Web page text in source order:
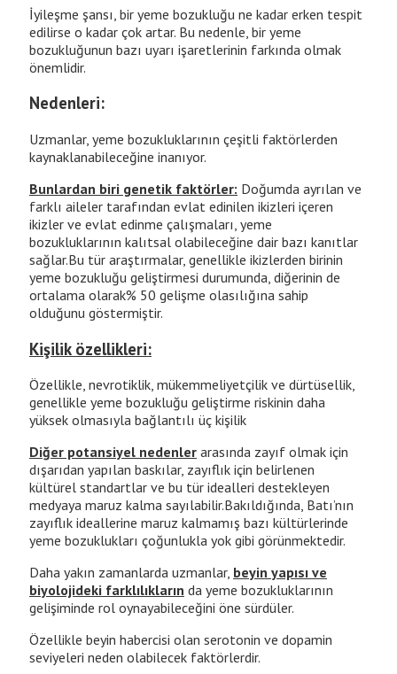
İyileşme şansı, bir yeme bozukluğu ne kadar erken tespit
edilirse o kadar çok artar. Bu nedenle, bir yeme
bozukluğunun bazı uyarı işaretlerinin farkında olmak
önemlidir.
Nedenleri:
Uzmanlar, yeme bozukluklarının çeşitli faktörlerden
kaynaklanabileceğine inanıyor.
Bunlardan biri genetik faktörler: Doğumda ayrılan ve
farklı aileler tarafından evlat edinilen ikizleri içeren
ikizler ve evlat edinme çalışmaları, yeme
bozukluklarının kalıtsal olabileceğine dair bazı kanıtlar
sağlar.Bu tür araştırmalar, genellikle ikizlerden birinin
yeme bozukluğu geliştirmesi durumunda, diğerinin de
ortalama olarak% 50 gelişme olasılığına sahip
olduğunu göstermiştir.
Kişilik özellikleri:
Özellikle, nevrotiklik, mükemmeliyetçilik ve dürtüsellik,
genellikle yeme bozukluğu geliştirme riskinin daha
yüksek olmasıyla bağlantılı üç kişilik
Diğer potansiyel nedenler arasında zayıf olmak için
dışarıdan yapılan baskılar, zayıflık için belirlenen
kültürel standartlar ve bu tür idealleri destekleyen
medyaya maruz kalma sayılabilir.Bakıldığında, Batı’nın
zayıflık ideallerine maruz kalmamış bazı kültürlerinde
yeme bozuklukları çoğunlukla yok gibi görünmektedir.
Daha yakın zamanlarda uzmanlar, beyin yapısı ve
biyolojideki farklılıkların da yeme bozukluklarının
gelişiminde rol oynayabileceğini öne sürdüler.
Özellikle beyin habercisi olan serotonin ve dopamin
seviyeleri neden olabilecek faktörlerdir.